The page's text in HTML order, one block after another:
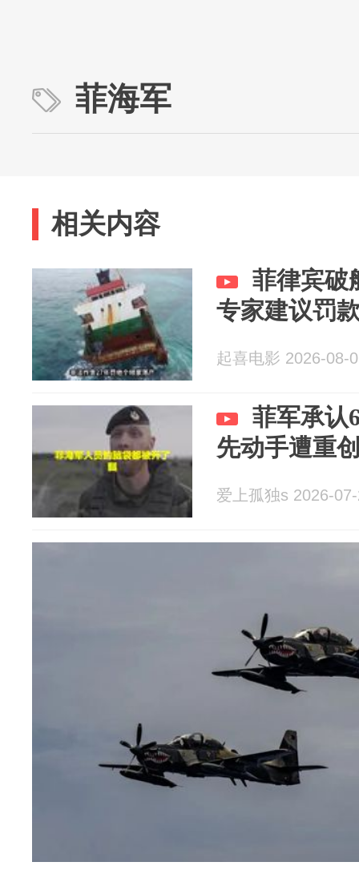
菲海军
相关内容
菲律宾破
专家建议罚
起喜电影 2026-08-
菲军承认
先动手遭重
爱上孤独s 2026-